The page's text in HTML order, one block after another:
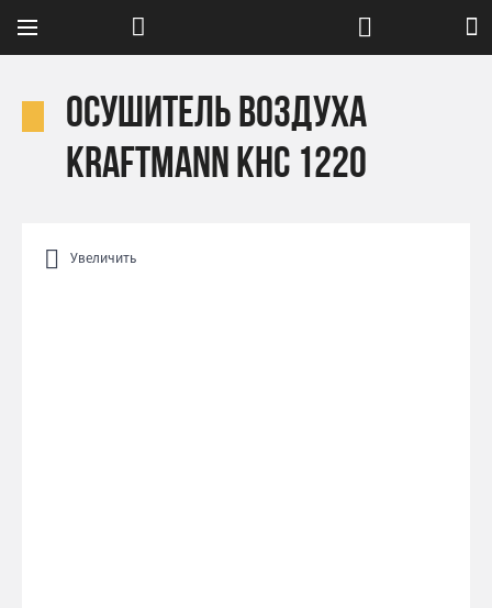
Осушитель воздуха
Kraftmann KHC 1220
Увеличить